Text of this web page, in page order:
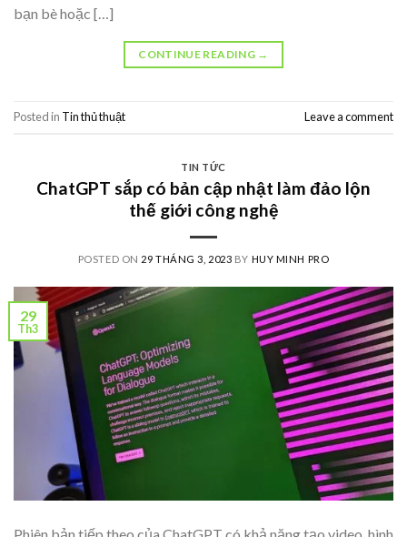
bạn bè hoặc […]
CONTINUE READING →
Posted in Tin thủ thuật Leave a comment
TIN TỨC
ChatGPT sắp có bản cập nhật làm đảo lộn
thế giới công nghệ
POSTED ON 29 THÁNG 3, 2023 BY HUY MINH PRO
29
Th3